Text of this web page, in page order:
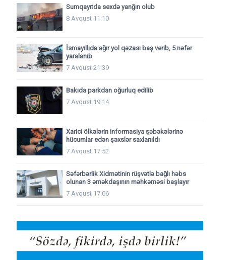
Sumqayıtda sexdə yanğın olub
8 Avqust 11:10
İsmayıllıda ağır yol qəzası baş verib, 5 nəfər
yaralanıb
7 Avqust 21:39
Bakıda parkdan oğurluq edilib
7 Avqust 19:14
Xarici ölkələrin informasiya şəbəkələrinə
hücumlar edən şəxslər saxlanıldı
7 Avqust 17:52
Səfərbərlik Xidmətinin rüşvətlə bağlı həbs
olunan 3 əməkdaşının məhkəməsi başlayır
7 Avqust 17:06